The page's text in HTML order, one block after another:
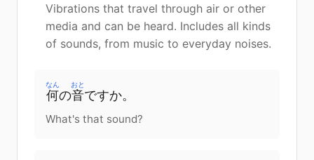
Vibrations that travel through air or other
media and can be heard. Includes all kinds
of sounds, from music to everyday noises.
何
なん
の音
おと
ですか。
What's that sound?